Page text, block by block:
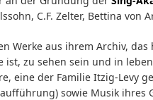
C.F. Zelter, Bettina von
Werke aus ihrem Archiv,
ist, zu sehen sein und in
eine der Familie Itzig-Levy
sowie Musik ihres